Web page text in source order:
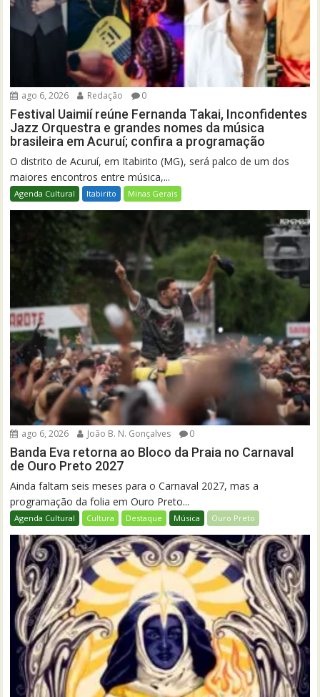
ago 6, 2026 Redação 0
Festival Uaimií reúne Fernanda Takai, Inconfidentes
Jazz Orquestra e grandes nomes da música
brasileira em Acuruí; confira a programação
O distrito de Acuruí, em Itabirito (MG), será palco de um dos
maiores encontros entre música,...
Agenda Cultural Itabirito Minas Gerais
ago 6, 2026 João B. N. Gonçalves 0
Banda Eva retorna ao Bloco da Praia no Carnaval
de Ouro Preto 2027
Ainda faltam seis meses para o Carnaval 2027, mas a
programação da folia em Ouro Preto...
Agenda Cultural Cultura Destaque Música Ouro Preto